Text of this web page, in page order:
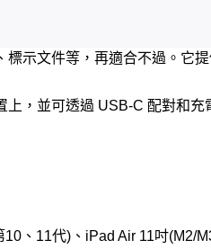
示文件等，再適合不過。它
，並可透過 USB-C 配對和充
、11代)、iPad Air 11吋(M2/